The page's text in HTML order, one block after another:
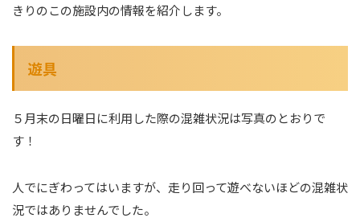
きりのこの施設内の情報を紹介します。
遊具
５月末の日曜日に利用した際の混雑状況は写真のとおりで
す！
人でにぎわってはいますが、走り回って遊べないほどの混雑状
況ではありませんでした。